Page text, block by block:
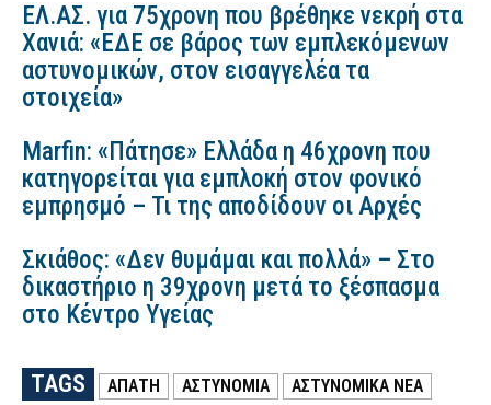
ΕΛ.ΑΣ. για 75χρονη που βρέθηκε νεκρή στα
Χανιά: «ΕΔΕ σε βάρος των εμπλεκόμενων
αστυνομικών, στον εισαγγελέα τα
στοιχεία»
Marfin: «Πάτησε» Ελλάδα η 46χρονη που
κατηγορείται για εμπλοκή στον φονικό
εμπρησμό – Τι της αποδίδουν οι Αρχές
Σκιάθος: «Δεν θυμάμαι και πολλά» – Στο
δικαστήριο η 39χρονη μετά το ξέσπασμα
στο Κέντρο Υγείας
TAGS ΑΠΑΤΗ ΑΣΤΥΝΟΜΙΑ
ΑΣΤΥΝΟΜΙΚΑ ΝΕΑ